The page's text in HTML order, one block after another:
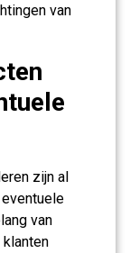
van
zijn al
van